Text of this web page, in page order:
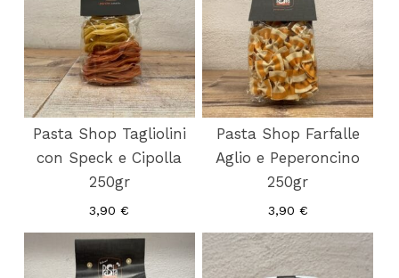
Pasta Shop Tagliolini
con Speck e Cipolla
250gr
3,90€
Pasta Shop Farfalle
Aglio e Peperoncino
250gr
3,90 €